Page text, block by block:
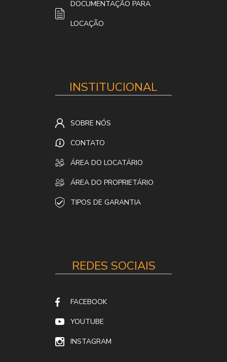
DOCUMENTAÇÃO PARA
LOCAÇÃO
INSTITUCIONAL
SOBRE NÓS
CONTATO
ÁREA DO LOCATÁRIO
ÁREA DO PROPRIETÁRIO
TIPOS DE GARANTIA
REDES SOCIAIS
FACEBOOK
YOUTUBE
INSTAGRAM